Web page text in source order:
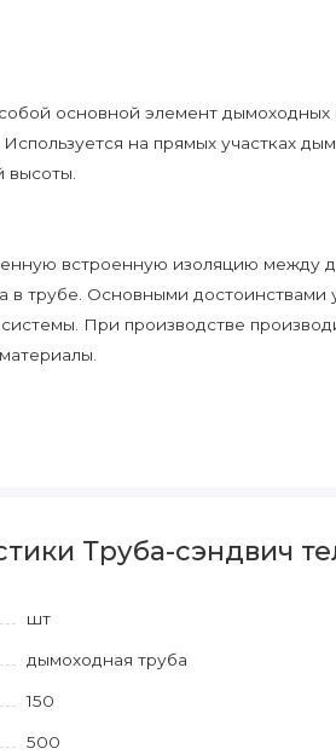
основной элемент
на прямых участках
встроенную изоляцию между
в трубе. Основными достоинствами
При производстве
Труба-сэндвич
шт
дымоходная труба
150
500